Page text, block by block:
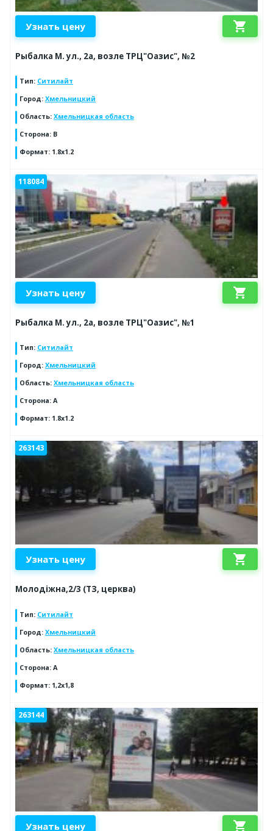
Узнать цену shopping_cart
Рыбалка М. ул., 2а, возле ТРЦ"Оазис", №2
Тип: Ситилайт
Город: Хмельницкий
Область: Хмельницкая область
Сторона: B
Формат: 1.8x1.2
118084
Узнать цену shopping_cart
Рыбалка М. ул., 2а, возле ТРЦ"Оазис", №1
Тип: Ситилайт
Город: Хмельницкий
Область: Хмельницкая область
Сторона: A
Формат: 1.8x1.2
263143
Узнать цену shopping_cart
Молодіжна,2/3 (ТЗ, церква)
Тип: Ситилайт
Город: Хмельницкий
Область: Хмельницкая область
Сторона: А
Формат: 1,2х1,8
263144
Узнать цену shopping_cart